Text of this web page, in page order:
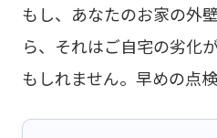
もし、あなたのお家の外
ら、それはご自宅の劣化
もしれません。早めの点